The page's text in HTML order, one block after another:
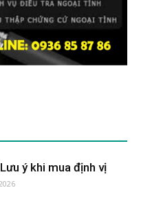
ý khi mua định vị